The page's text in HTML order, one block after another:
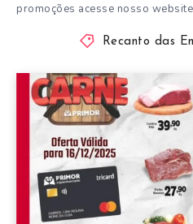
promoções acesse nosso
Recanto das